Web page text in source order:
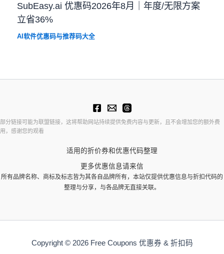
SubEasy.ai 优惠码2026年8月｜年度/无限方案
立省36%
AI软件优惠码与推荐码大全
部分链接可能为联盟链接，这将帮助网站持续提供免费内容与更新，且不会增加您的额外费
用，感谢您的观看
适用的折价券和优惠代码整理
更多优惠信息请来信
所有品牌名称、商标及标志皆为其各自品牌所有，本站仅提供优惠信息与折扣代码的
整理与分享，与各品牌无直接关联。
Copyright © 2026 Free Coupons 优惠券 & 折扣码